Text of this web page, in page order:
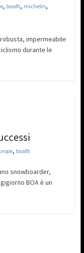
, boafit, michelin,
impermeabile
durante le
, boafit
snowboarder,
BOA è un